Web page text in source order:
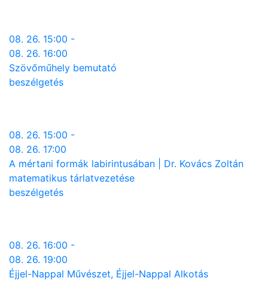
08. 26. 15:00 -
08. 26. 16:00
Szövőműhely bemutató
beszélgetés
08. 26. 15:00 -
08. 26. 17:00
A mértani formák labirintusában | Dr. Kovács Zoltán
matematikus tárlatvezetése
beszélgetés
08. 26. 16:00 -
08. 26. 19:00
Éjjel-Nappal Művészet, Éjjel-Nappal Alkotás